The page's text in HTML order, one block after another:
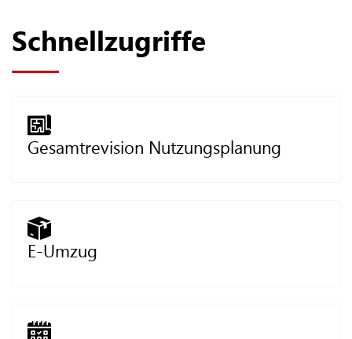
Schnellzugriffe
Gesamtrevision Nutzungsplanung
E-Umzug